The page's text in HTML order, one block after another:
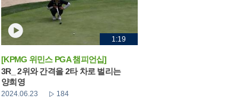
1:19
[KPMG 위민스 PGA 챔피언십]
3R_ 2위와 간격을 2타 차로 벌리는
양희영
2024.06.23 184